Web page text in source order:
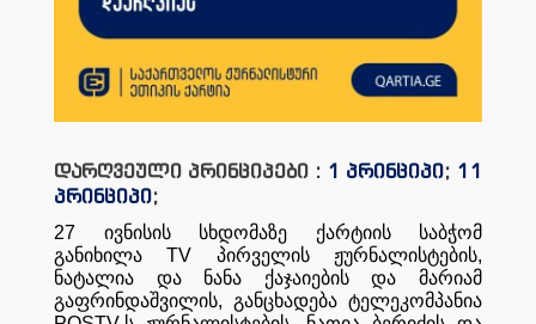
დარღვეული პრინციპები : 1 პრინციპი; 11
პრინციპი;
27 ივნისის სხდომაზე ქარტიის
საბჭომ
განიხილა
TV პირველის ჟურნალისტების,
ნატალია
და ნანა ქაჯაიების და
მარიამ
გაფრინდაშვილის, განცხადება ტელეკომპანია